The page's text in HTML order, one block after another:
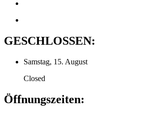
GESCHLOSSEN:
Samstag, 15. August
Closed
Öffnungszeiten: